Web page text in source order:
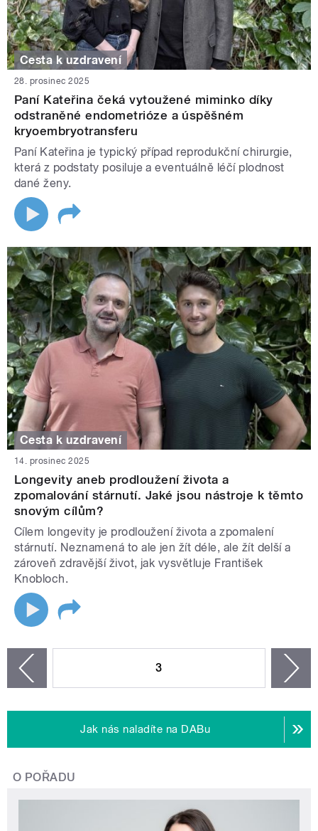
Cesta k uzdravení
28. prosinec 2025
Paní Kateřina čeká vytoužené miminko díky
odstraněné endometrióze a úspěšném
kryoembryotransferu
Paní Kateřina je typický případ reprodukční chirurgie,
která z podstaty posiluje a eventuálně léčí plodnost
dané ženy.
Cesta k uzdravení
14. prosinec 2025
Longevity aneb prodloužení života a
zpomalování stárnutí. Jaké jsou nástroje k těmto
snovým cílům?
Cílem longevity je prodloužení života a zpomalení
stárnutí. Neznamená to ale jen žít déle, ale žít delší a
zároveň zdravější život, jak vysvětluje František
Knobloch.
3
Jak nás naladíte na DABu
O POŘADU